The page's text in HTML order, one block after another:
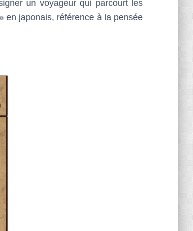
un voyageur qui parcourt les
en japonais, référence à la pensée